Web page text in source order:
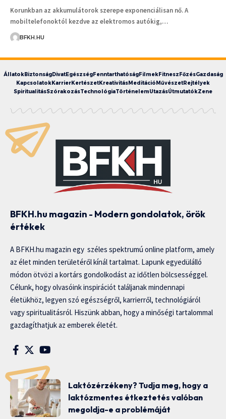
Korunkban az akkumulátorok szerepe exponenciálisan nő. A
mobiltelefonoktól kezdve az elektromos autókig,…
BFKH.HU
ÁllatokBiztonságDivatEgészségFenntarthatóságFilmekFitneszFőzésGazdaság
KapcsolatokKarrierKertészetKreativitásMeditációMűvészetRejtélyek
SpiritualitásSzórakozásTechnológiaTörténelemUtazásÚtmutatókZene
BFKH.hu magazin - Modern gondolatok, örök
értékek
A BFKH.hu magazin egy széles spektrumú online platform, amely
az élet minden területéről kínál tartalmat. Lapunk egyedülálló
módon ötvözi a kortárs gondolkodást az időtlen bölcsességgel.
Célunk, hogy olvasóink inspirációt találjanak mindennapi
életükhöz, legyen szó egészségről, karrierről, technológiáról
vagy spiritualitásról. Hiszünk abban, hogy a minőségi tartalommal
gazdagíthatjuk az emberek életét.
Laktózérzékeny? Tudja meg, hogy a
laktózmentes étkeztetés valóban
megoldja-e a problémáját